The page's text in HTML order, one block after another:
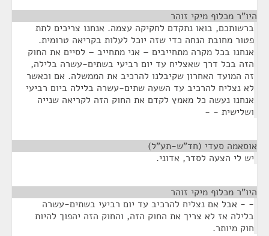
היו"ר מכלוף מיקי זוהר
ברשותכם, בואו נתקדם לחקיקה עצמה. אנחנו צריכים לתת
פטור מחובת הנחה כדי שזה יוכל לעלות בקריאה טרומית.
אנחנו בכל מקרה מתחייבים – אני מתחייב – לסיים את החוק
הזה בכל דרך שאצליח עד יום רביעי בשתים-עשרה בלילה,
זה המועד האחרון שקיבלנו להרכיב את הממשלה. אם וכאשר
לא נצליח להרכיב עד השעה שתים-עשרה בלילה ביום רביעי
אנחנו נעשה כל מאמץ לקדם את החוק הזה לקריאה שנייה
ושלישית - -
אוסאמה סעדי (חד"ש-תע"ל)
יש לי הצעה לסדר, אדוני.
היו"ר מכלוף מיקי זוהר
- - אבל אם נצליח להרכיב עד יום רביעי בשתים-עשרה
בלילה אז לא צריך את החוק הזה, והחוק הזה יהפוך להיות
חוק מיותר.